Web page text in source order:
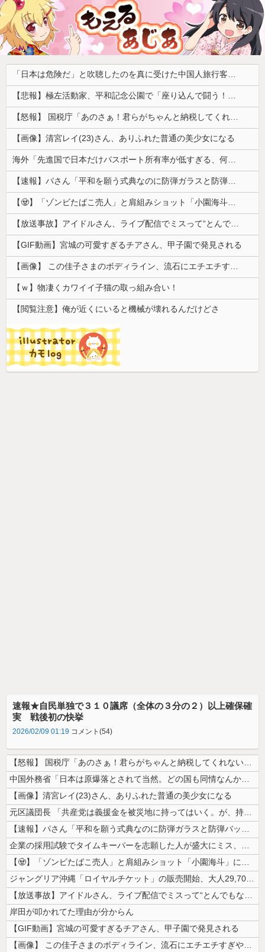
「日本は危険だ」と吹聴したのを真に受けた中国人旅行客、だが代替旅行先が日本ほど安全ではなかった結果……
【悲報】極左活動家、平和記念公園で「座り込んで闘う！」と意気込むも… → 警察に完全排除されてしまう ………
【怒報】 国税庁「あのさぁ！君らがちゃんと納税してくれないとこうなっちゃうけどどうする？！」←これw w w w w w w w
【画像】清宮レイ(23)さん、ありふれた普通の美少女になる
海外「先進国で日本だけパスポート所有率が低すぎる、何故なのか」
【速報】パさん「平和を願う式典なのに防弾ガラスと防弾バッグSP」安倍元首相の悲劇や石破前首相も同環境だったことは忘れる
【🧟】「ゾンビたばこ売人」と肩組みショット「小園海斗」に注がれる“厳しい視線” 「レギュラー剥奪も選択肢のひとつに」
【放送事故】アイドルさん、ライブ配信でミスって“とんでもないもの”を映してしまいネット騒然ｗｗｗ 【Pickup07092038】
【GIF動画】宮城の可愛すぎるチアさん、甲子園で発見される
【画像】 この佳子さまのボディライン、流石にエチエチすぎやろ！
【ｗ】物凄くカワイイ子猫の取っ組み合い！
【閲覧注意】俺が近くにいると機械が壊れるんだけどさ
速報★自民単独で３１０議席（全体の３分の２）以上確保確
実 戦後初の快挙
2026/02/09 01:19 コメント(54)
【怒報】 国税庁「あのさぁ！君らがちゃんと納税してくれないとこうなっち...
中国外務省「日本は原爆落とされて当然。どの国も同情なんかしない」
【画像】清宮レイ(23)さん、ありふれた普通の美少女になる
元区議団長 「共産党は義援金を被災地に持ってはいく。が、持って行った先...
【速報】パさん「平和を願う式典なのに防弾ガラスと防弾バッグSP」安倍元...
企業の採用試験でタイムキーパーを志願した人が盛大にミス、グループは険悪...
【🧟】「ゾンビたばこ売人」と肩組みショット「小園海斗」に注がれる“厳...
ジャングリア沖縄「ロイヤルチケット」の販売開始、大人29,700円にｗ...
【放送事故】アイドルさん、ライブ配信でミスって“とんでもないもの”を映...
岸田が叩かれてた理由が分からん
【GIF動画】宮城の可愛すぎるチアさん、甲子園で発見される
【画像】 この佳子さまのボディライン、流石にエチエチすぎやろ！